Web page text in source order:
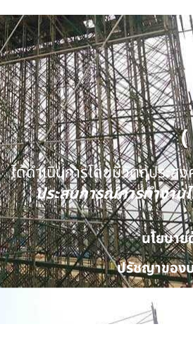
ได้ดำเนินการโดยมีวัตถุประ
ประสบการณ์การทำงา
นโยบา
ปรัชญาของ